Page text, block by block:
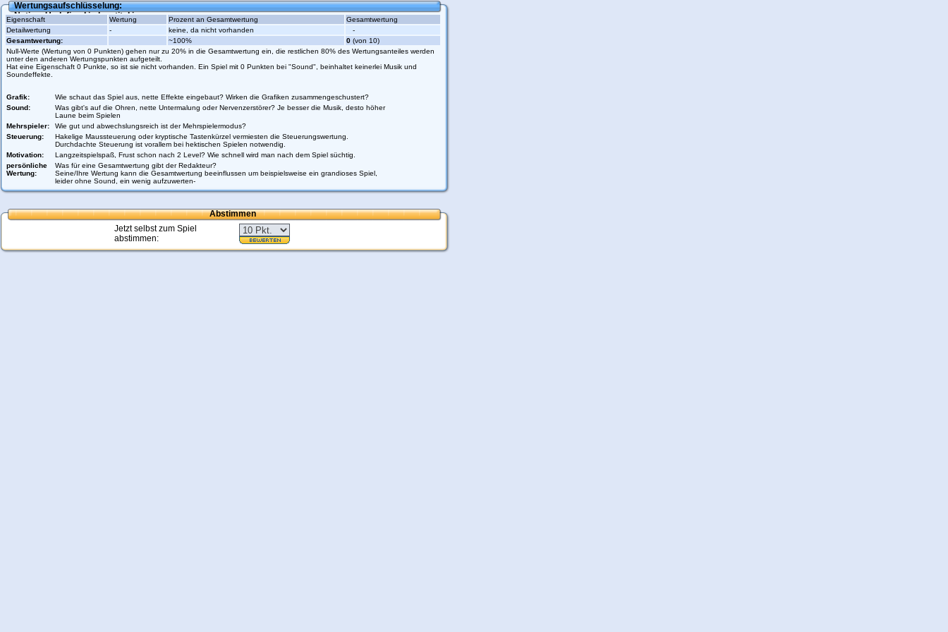
Wertungsaufschlüsselung:
Notice: Undefined index: titel in
/var/www/vhosts/gamezworld.de/httpdocs/scripte/ratings/rating_calculation.phpon line116
Eigenschaft Wertung Prozent an Gesamtwertung
Gesamtwertung
Detailwertung
- keine, da nicht vorhanden
-
Gesamtwertung:
~100% 0 (von 10)
Null-Werte (Wertung von 0 Punkten) gehen nur zu 20% in die Gesamtwertung ein, die restlichen 80% des Wertungsanteiles werden
unter den anderen Wertungspunkten aufgeteilt.
Hat eine Eigenschaft 0 Punkte, so ist sie nicht vorhanden. Ein Spiel mit 0 Punkten bei "Sound", beinhaltet keinerlei Musik und
Soundeffekte.
Grafik:
Wie schaut das Spiel aus, nette Effekte eingebaut? Wirken die Grafiken zusammengeschustert?
Sound:
Was gibt's auf die Ohren, nette Untermalung oder Nervenzerstörer? Je besser die Musik, desto höher
Laune beim Spielen
Mehrspieler:
Wie gut und abwechslungsreich ist der Mehrspielermodus?
Steuerung:
Hakelige Maussteuerung oder kryptische Tastenkürzel vermiesten die Steuerungswertung.
Durchdachte Steuerung ist vorallem bei hektischen Spielen notwendig.
Motivation:
Langzeitspielspaß, Frust schon nach 2 Level? Wie schnell wird man nach dem Spiel süchtig.
persönliche
Wertung:
Was für eine Gesamtwertung gibt der Redakteur?
Seine/Ihre Wertung kann die Gesamtwertung beeinflussen um beispielsweise ein grandioses Spiel,
leider ohne Sound, ein wenig aufzuwerten-
Abstimmen
Jetzt selbst zum Spiel
abstimmen: